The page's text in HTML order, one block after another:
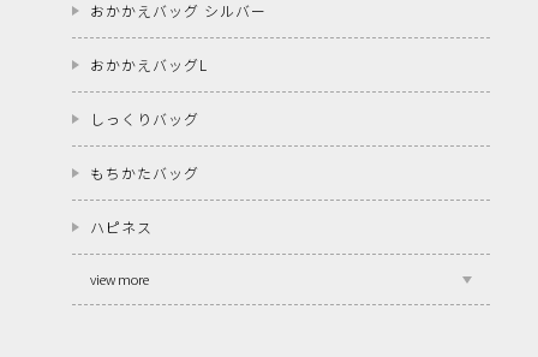
おかかえバッグ シルバー
おかかえバッグL
しっくりバッグ
もちかたバッグ
ハピネス
view more